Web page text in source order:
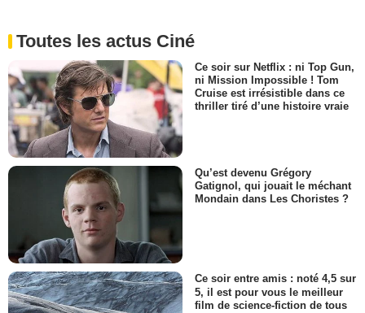
Toutes les actus Ciné
Ce soir sur Netflix : ni Top Gun,
ni Mission Impossible ! Tom
Cruise est irrésistible dans ce
thriller tiré d’une histoire vraie
Qu’est devenu Grégory
Gatignol, qui jouait le méchant
Mondain dans Les Choristes ?
Ce soir entre amis : noté 4,5 sur
5, il est pour vous le meilleur
film de science-fiction de tous